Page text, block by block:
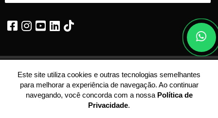
© 2026 - Dalcasta Imobiliária -22.339.969/0001-24 - Todos os Direitos
Reservados.
Este site utiliza cookies e outras tecnologias semelhantes
para melhorar a experiência de navegação. Ao continuar
navegando, você concorda com a nossa Política de
Privacidade.